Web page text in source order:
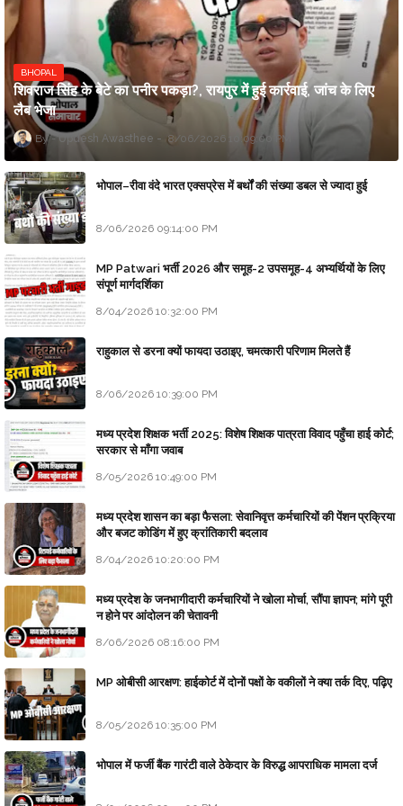
BHOPAL
शिवराज सिंह के बेटे का पनीर पकड़ा?, रायपुर में हुई कार्रवाई, जांच के लिए
लैब भेजा
Updesh Awasthee 8/06/2026 10:09:00 PM
भोपाल–रीवा वंदे भारत एक्सप्रेस में बर्थों की संख्या डबल से ज्यादा हुई
8/06/2026 09:14:00 PM
MP Patwari भर्ती 2026 और समूह-2 उपसमूह-4 अभ्यर्थियों के लिए
संपूर्ण मार्गदर्शिका
8/04/2026 10:32:00 PM
राहुकाल से डरना क्यों फायदा उठाइए, चमत्कारी परिणाम मिलते हैं
8/06/2026 10:39:00 PM
मध्य प्रदेश शिक्षक भर्ती 2025: विशेष शिक्षक पात्रता विवाद पहुँचा हाई कोर्ट;
सरकार से माँगा जवाब
8/05/2026 10:49:00 PM
मध्य प्रदेश शासन का बड़ा फैसला: सेवानिवृत्त कर्मचारियों की पेंशन प्रक्रिया
और बजट कोडिंग में हुए क्रांतिकारी बदलाव
8/04/2026 10:20:00 PM
मध्य प्रदेश के जनभागीदारी कर्मचारियों ने खोला मोर्चा, सौंपा ज्ञापन; मांगे पूरी
न होने पर आंदोलन की चेतावनी
8/06/2026 08:16:00 PM
MP ओबीसी आरक्षण: हाईकोर्ट में दोनों पक्षों के वकीलों ने क्या तर्क दिए, पढ़िए
8/05/2026 10:35:00 PM
भोपाल में फर्जी बैंक गारंटी वाले ठेकेदार के विरुद्ध आपराधिक मामला दर्ज